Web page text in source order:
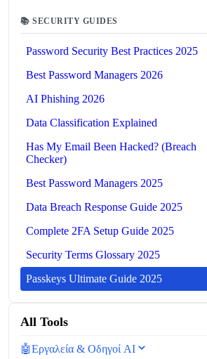
📚 SECURITY GUIDES
Password Security Best Practices 2025
Best Password Managers 2026
AI Phishing 2026
Data Classification Explained
Has My Email Been Hacked? (Breach
Checker)
Best Password Managers 2025
Data Breach Response Guide 2025
Complete 2FA Setup Guide 2025
Security Terms Glossary 2025
Passkeys Ultimate Guide 2025
All Tools
🤖Εργαλεία & Οδηγοί AI